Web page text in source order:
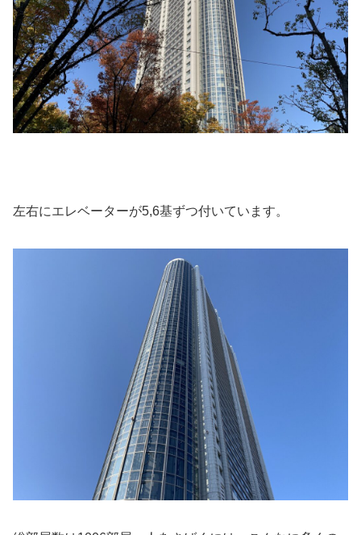
左右にエレベーターが5,6基ずつ付いています。